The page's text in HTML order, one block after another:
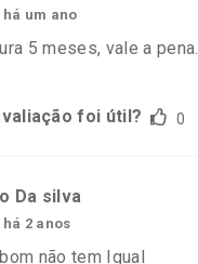
há um ano
5 meses, vale a pena.
foi útil? 0
Da silva
há 2 anos
não tem Igual